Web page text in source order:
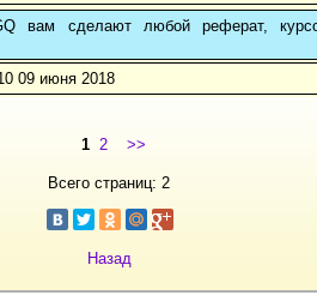
вам сделают любой реферат,
09 июня 2018
1 2 >>
Всего страниц: 2
Назад